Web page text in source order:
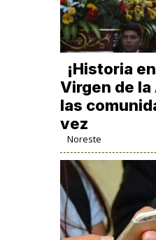
​¡Historia
Virgen de
las
vez
Noreste